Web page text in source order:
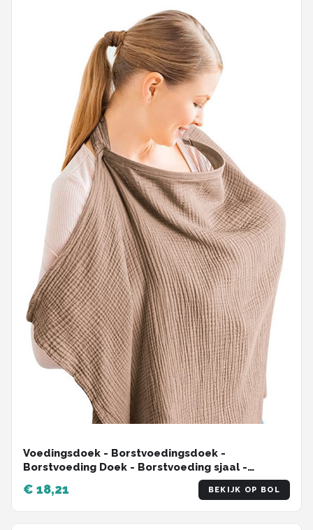
Voedingsdoek - Borstvoedingsdoek -
Borstvoeding Doek - Borstvoeding sjaal -
borstvoedingsschort - Voedingscape -
Afschermdoek - 75*95 cm - Katoenen -
Verstelbaar - Uitwasbaar - Kraamcadeau -
Borstvoedingsaccessoires - Kameel - 75*95cm
€ 18,21 BEKIJK OP BOL